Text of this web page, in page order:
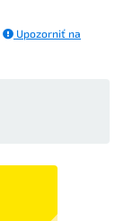
Upozorniť na